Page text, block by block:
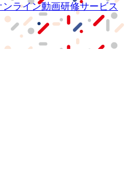
ンライン動画研修サービス